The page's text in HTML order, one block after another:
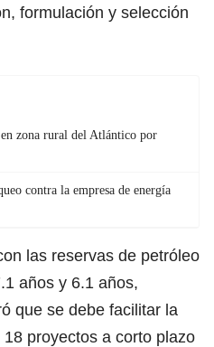
formulación y selección
zona rural del Atlántico por
contra la empresa de energía
las reservas de petróleo
años y 6.1 años,
que se debe facilitar la
proyectos a corto plazo